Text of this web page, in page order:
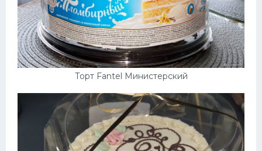
Торт Fantel Министерский